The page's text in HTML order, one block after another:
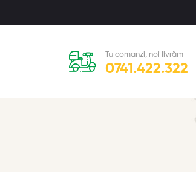
Tu comanzi, noi livrăm
0741.422.322